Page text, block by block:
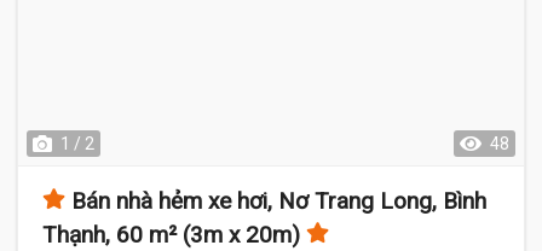
1 / 2 48
Bán nhà hẻm xe hơi, Nơ Trang Long, Bình
Thạnh, 60 m² (3m x 20m)